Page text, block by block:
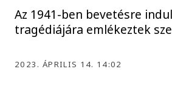
Az 1941-ben bevetésre
tragédiájára emlékeztek
2023. ÁPRILIS 14. 14:02